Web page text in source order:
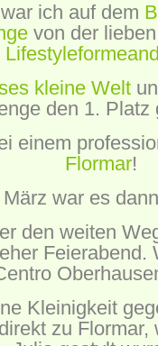
ich auf dem
von der
kleine Welt
den 1. Platz
einem
Flormar!
März war es
den weiten
Feierabend.
Kleinigkeit
zu